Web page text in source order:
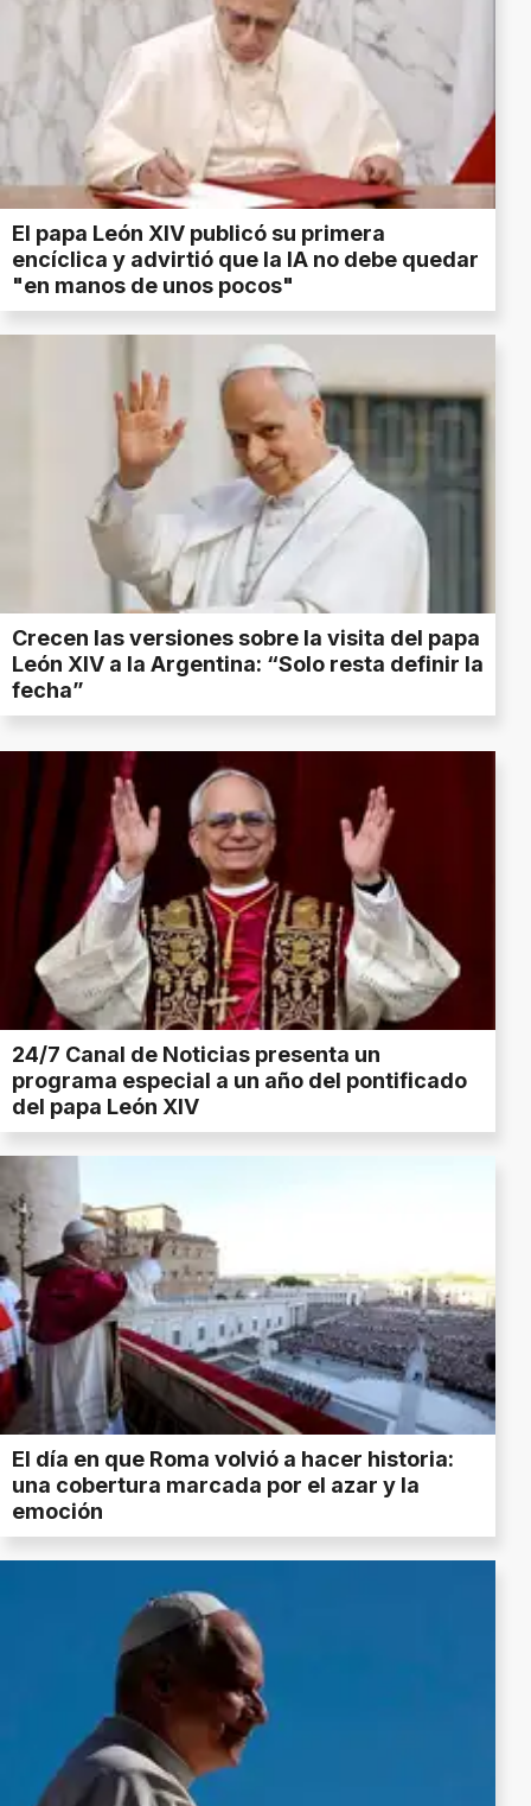
El papa León XIV publicó su primera
encíclica y advirtió que la IA no debe quedar
"en manos de unos pocos"
Crecen las versiones sobre la visita del papa
León XIV a la Argentina: “Solo resta definir la
fecha”
24/7 Canal de Noticias presenta un
programa especial a un año del pontificado
del papa León XIV
El día en que Roma volvió a hacer historia:
una cobertura marcada por el azar y la
emoción